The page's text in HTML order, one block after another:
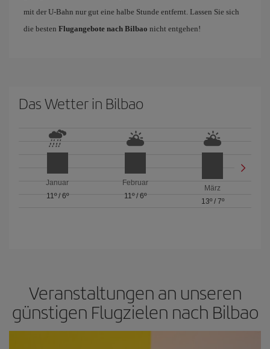
mit der U-Bahn nur gut eine halbe Stunde entfernt. Lassen Sie sich
die besten Flugangebote nach Bilbao nicht entgehen!
Das Wetter in Bilbao
Januar
11º/ 6º
Februar
11º/ 6º
März
13º/ 7º
Veranstaltungen an unseren
günstigen Flugzielen nach Bilbao